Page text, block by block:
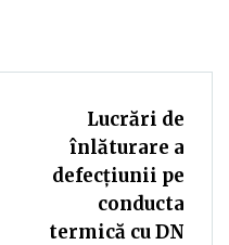
Lucrări de
înlăturare a
defecțiunii pe
conducta
termică cu DN